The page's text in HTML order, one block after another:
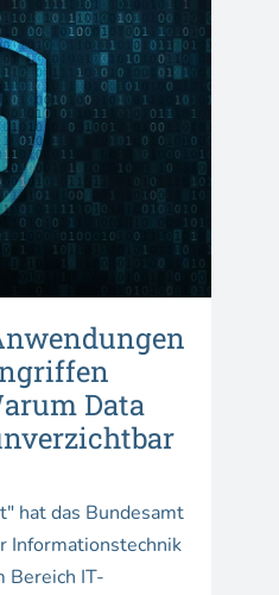
Data
hat das Bundesamt
Informationstechnik
Bereich IT-